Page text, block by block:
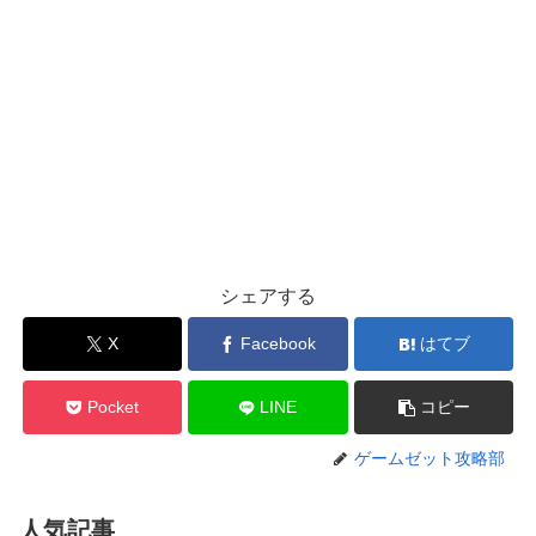
シェアする
X Facebook はてブ
Pocket LINE コピー
ゲームゼット攻略部
人気記事